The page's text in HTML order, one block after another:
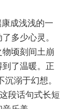
成浅浅的一
多少心灵。
顷刻间土崩
了温暖。正
溺于幻想。
段话句式长短